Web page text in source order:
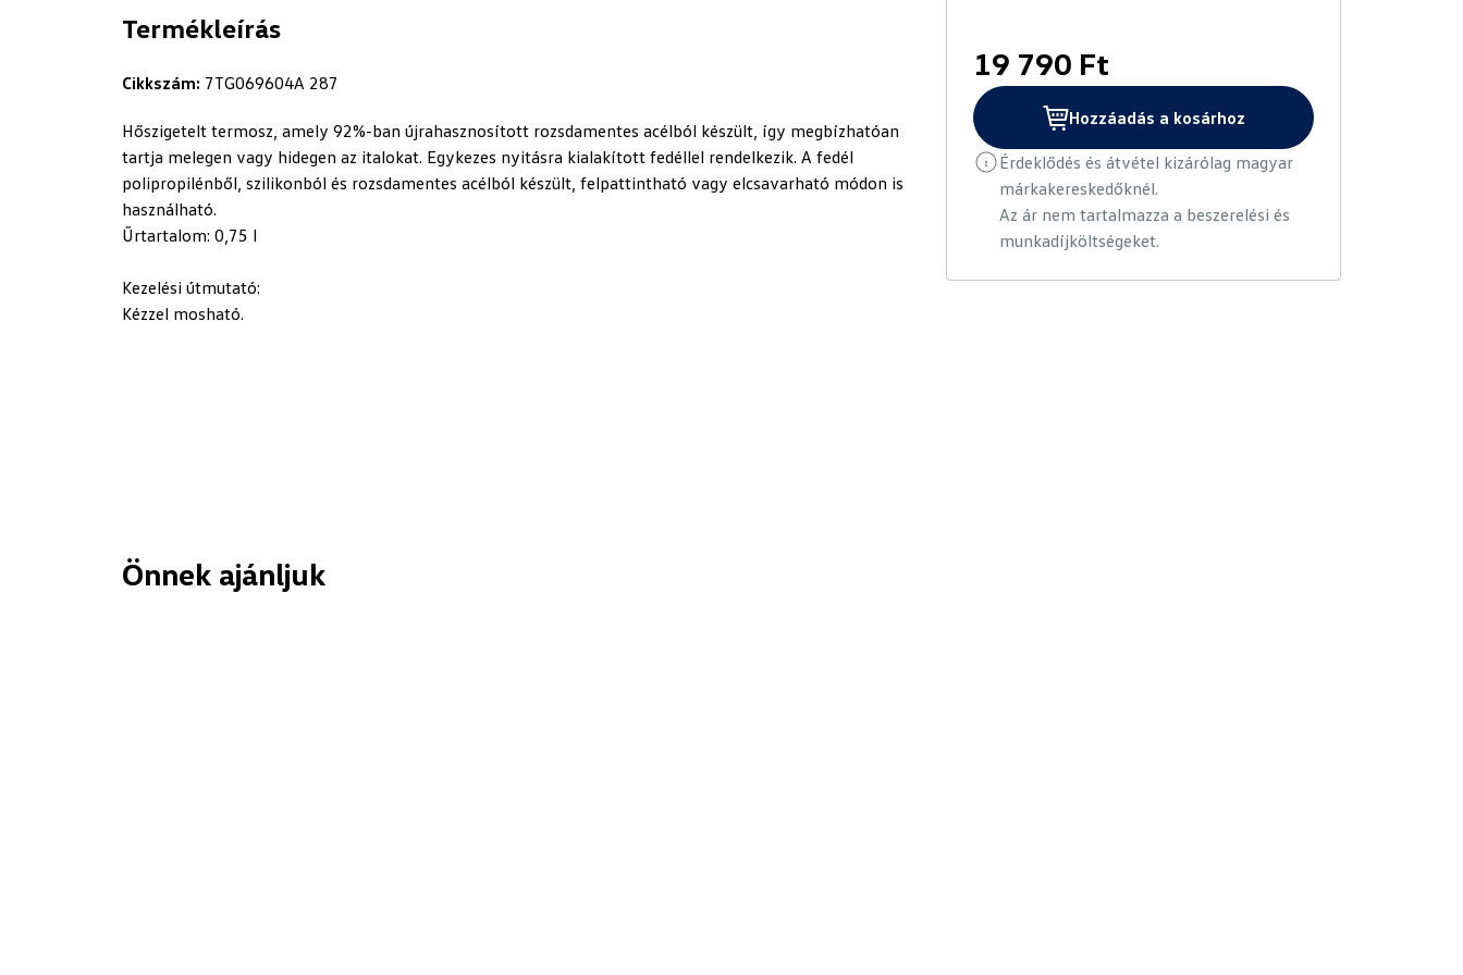
Termékleírás
Cikkszám: 7TG069604A 287
Hőszigetelt termosz, amely 92%-ban újrahasznosított rozsdamentes acélból készült, így megbízhatóan
tartja melegen vagy hidegen az italokat. Egykezes nyitásra kialakított fedéllel rendelkezik. A fedél
polipropilénből, szilikonból és rozsdamentes acélból készült, felpattintható vagy elcsavarható módon is
használható.
Űrtartalom: 0,75 l
Kezelési útmutató:
Kézzel mosható.
19 790 Ft
Hozzáadás a kosárhoz
Érdeklődés és átvétel kizárólag magyar
márkakereskedőknél.
Az ár nem tartalmazza a beszerelési és
munkadíjköltségeket.
Önnek ajánljuk